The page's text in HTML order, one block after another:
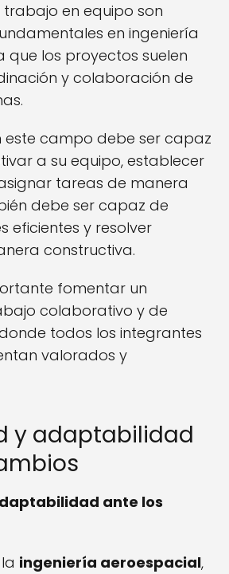
trabajo en equipo son
en ingeniería
que los proyectos suelen
y colaboración de
este campo debe ser capaz
a su equipo, establecer
tareas de manera
debe ser capaz de
eficientes y resolver
constructiva.
fomentar un
colaborativo y de
todos los integrantes
valorados y
y adaptabilidad
ante los
ingeniería aeroespacial,